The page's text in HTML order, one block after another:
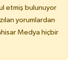
etmiş bulunuyor
yorumlardan
Medya hiçbir